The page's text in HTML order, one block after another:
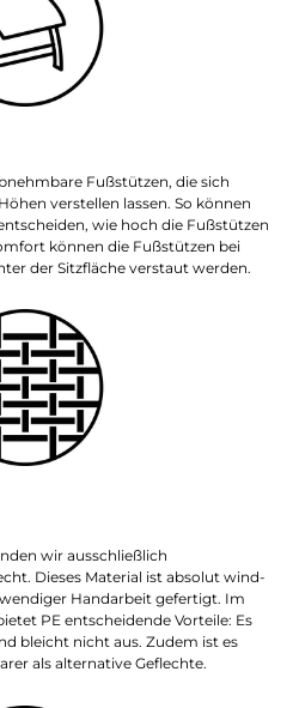
Fußstützen, die sich
verstellen lassen. So können
wie hoch die Fußstützen
können die Fußstützen bei
der Sitzfläche verstaut werden.
wir ausschließlich
Dieses Material ist absolut wind-
Handarbeit gefertigt. Im
PE entscheidende Vorteile: Es
bleicht nicht aus. Zudem ist es
als alternative Geflechte.